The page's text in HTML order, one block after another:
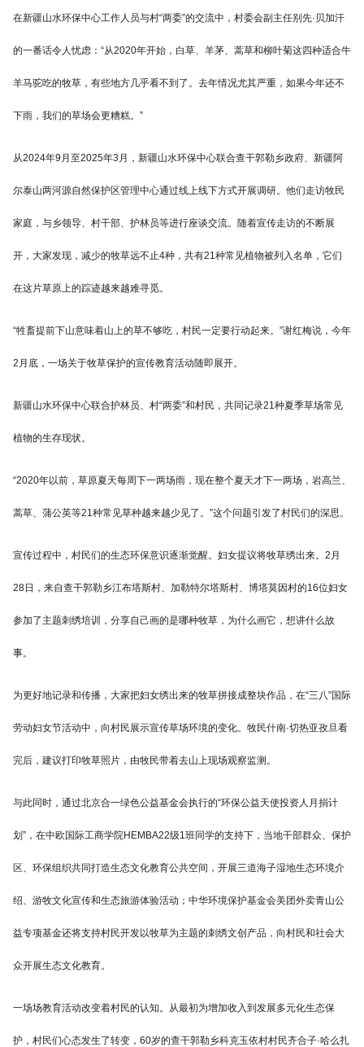
在新疆山水环保中心工作人员与村“两委”的交流中，村委会副主任别先·贝加汗
的一番话令人忧虑：“从2020年开始，白草、羊茅、蒿草和柳叶菊这四种适合牛
羊马驼吃的牧草，有些地方几乎看不到了。去年情况尤其严重，如果今年还不
下雨，我们的草场会更糟糕。”
从2024年9月至2025年3月，新疆山水环保中心联合查干郭勒乡政府、新疆阿
尔泰山两河源自然保护区管理中心通过线上线下方式开展调研。他们走访牧民
家庭，与乡领导、村干部、护林员等进行座谈交流。随着宣传走访的不断展
开，大家发现，减少的牧草远不止4种，共有21种常见植物被列入名单，它们
在这片草原上的踪迹越来越难寻觅。
“牲畜提前下山意味着山上的草不够吃，村民一定要行动起来。”谢红梅说，今年
2月底，一场关于牧草保护的宣传教育活动随即展开。
新疆山水环保中心联合护林员、村“两委”和村民，共同记录21种夏季草场常见
植物的生存现状。
“2020年以前，草原夏天每周下一两场雨，现在整个夏天才下一两场，岩高兰、
蒿草、蒲公英等21种常见草种越来越少见了。”这个问题引发了村民们的深思。
宣传过程中，村民们的生态环保意识逐渐觉醒。妇女提议将牧草绣出来。2月
28日，来自查干郭勒乡江布塔斯村、加勒特尔塔斯村、博塔莫因村的16位妇女
参加了主题刺绣培训，分享自己画的是哪种牧草，为什么画它，想讲什么故
事。
为更好地记录和传播，大家把妇女绣出来的牧草拼接成整块作品，在“三八”国际
劳动妇女节活动中，向村民展示宣传草场环境的变化。牧民什南·切热亚孜旦看
完后，建议打印牧草照片，由牧民带着去山上现场观察监测。
与此同时，通过北京合一绿色公益基金会执行的“环保公益天使投资人月捐计
划”，在中欧国际工商学院HEMBA22级1班同学的支持下，当地干部群众、保护
区、环保组织共同打造生态文化教育公共空间，开展三道海子湿地生态环境介
绍、游牧文化宣传和生态旅游体验活动；中华环境保护基金会美团外卖青山公
益专项基金还将支持村民开发以牧草为主题的刺绣文创产品，向村民和社会大
众开展生态文化教育。
一场场教育活动改变着村民的认知。从最初为增加收入到发展多元化生态保
护，村民们心态发生了转变，60岁的查干郭勒乡科克玉依村村民齐合子·哈么扎